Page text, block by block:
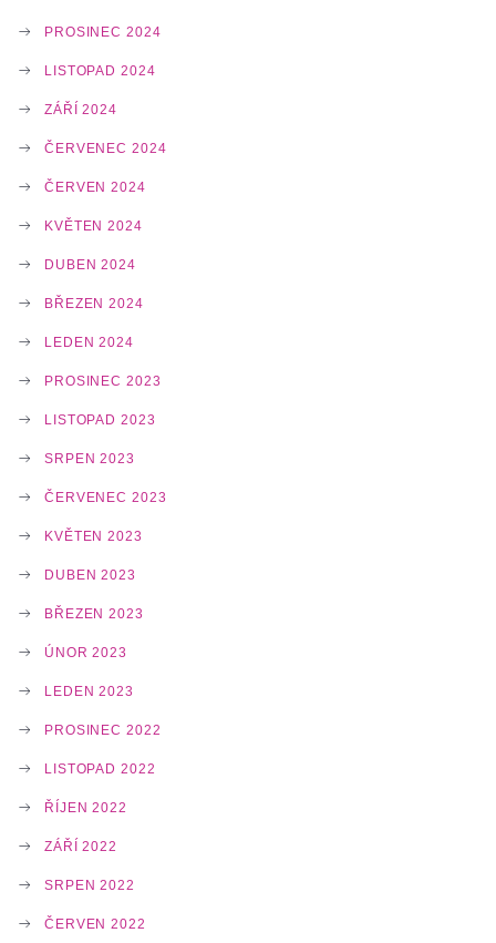
PROSINEC 2024
LISTOPAD 2024
ZÁŘÍ 2024
ČERVENEC 2024
ČERVEN 2024
KVĚTEN 2024
DUBEN 2024
BŘEZEN 2024
LEDEN 2024
PROSINEC 2023
LISTOPAD 2023
SRPEN 2023
ČERVENEC 2023
KVĚTEN 2023
DUBEN 2023
BŘEZEN 2023
ÚNOR 2023
LEDEN 2023
PROSINEC 2022
LISTOPAD 2022
ŘÍJEN 2022
ZÁŘÍ 2022
SRPEN 2022
ČERVEN 2022